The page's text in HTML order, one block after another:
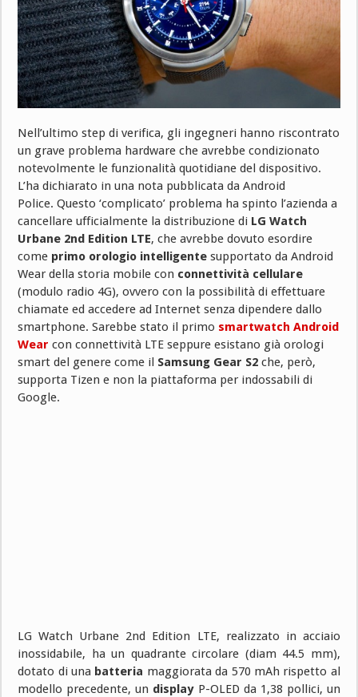
Nell’ultimo step di verifica, gli ingegneri hanno riscontrato
un grave problema hardware che avrebbe condizionato
notevolmente le funzionalità quotidiane del dispositivo.
L’ha dichiarato in una nota pubblicata da Android
Police. Questo ‘complicato’ problema ha spinto l’azienda a
cancellare ufficialmente la distribuzione di LG Watch
Urbane 2nd Edition LTE, che avrebbe dovuto esordire
come primo orologio intelligente supportato da Android
Wear della storia mobile con connettività cellulare
(modulo radio 4G), ovvero con la possibilità di effettuare
chiamate ed accedere ad Internet senza dipendere dallo
smartphone. Sarebbe stato il primo smartwatch Android
Wear con connettività LTE seppure esistano già orologi
smart del genere come il Samsung Gear S2 che, però,
supporta Tizen e non la piattaforma per indossabili di
Google.
LG Watch Urbane 2nd Edition LTE, realizzato in acciaio
inossidabile, ha un quadrante circolare (diam 44.5 mm),
dotato di una batteria maggiorata da 570 mAh rispetto al
modello precedente, un displayP-OLED da 1,38 pollici, un